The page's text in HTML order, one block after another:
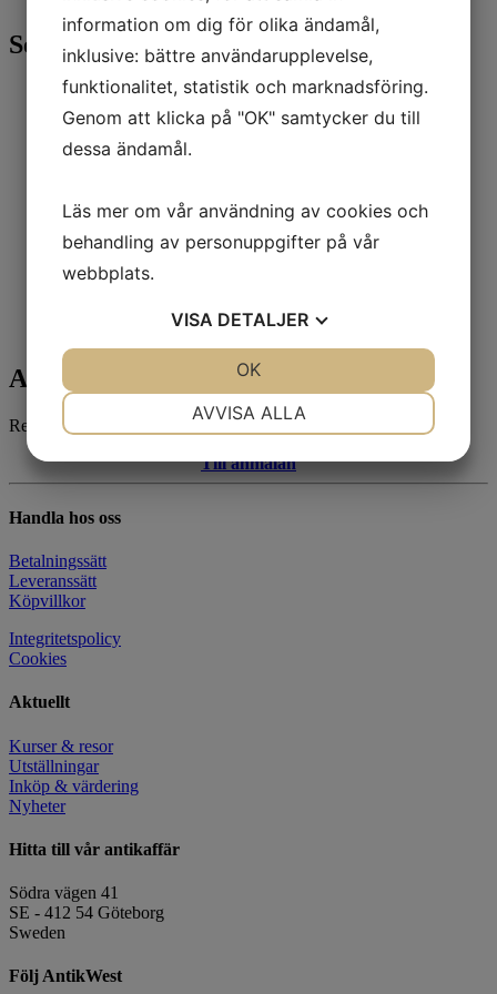
Sortiment
Alla produkter
1700-tals porslin på Katrinetorp
Sommar 2026
Antikt kinesiskt porslin & keramik
Antika mattor
Antika kinesiska möbler
Japan, Antikt
Götheborgsporslinet & Brickor
Anmäl dig till vårt nyhetsbrev!
Registrera dig på vårt nyhetsbrev för att få de senaste nyheterna.
Till anmälan
Handla hos oss
Betalningssätt
Leveranssätt
Köpvillkor
Integritetspolicy
Cookies
Aktuellt
Kurser & resor
Utställningar
Inköp & värdering
Nyheter
Hitta till vår antikaffär
Södra vägen 41
SE - 412 54 Göteborg
Sweden
Följ AntikWest
information om dig för olika ändamål,
inklusive: bättre användarupplevelse,
funktionalitet, statistik och marknadsföring.
Genom att klicka på "OK" samtycker du till
dessa ändamål.
Läs mer om vår användning av cookies och
behandling av personuppgifter på vår
webbplats.
VISA DETALJER
MARKNADSFÖRING STATISTIK
AVVISA ALLA
OK